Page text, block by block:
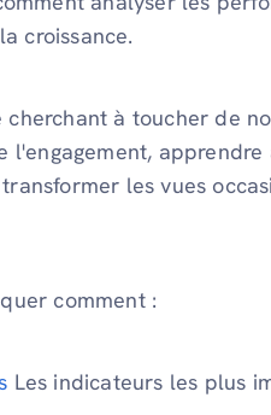
croissance.
à toucher de
l'engagement,
les vues
comment :
Les indicateurs les plus